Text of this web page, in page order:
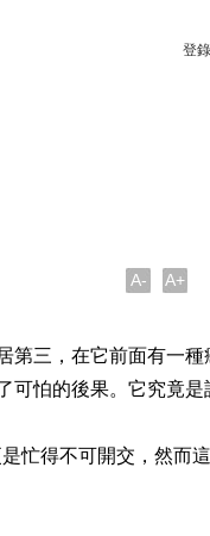
登錄
A- A+
第三，在它前面有一
可怕的後果。它究竟是
忙得不可開交，然而